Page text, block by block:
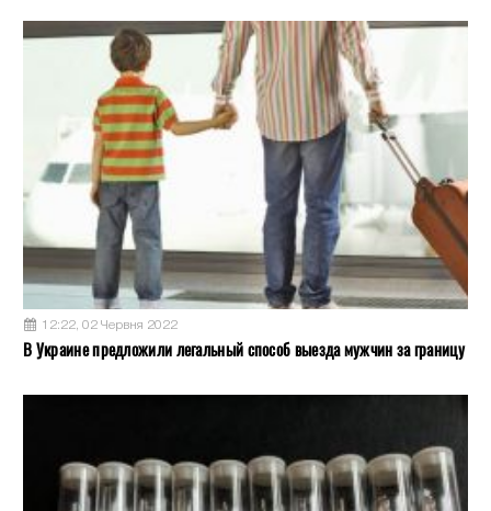
12:22, 02 Червня 2022
В Украине предложили легальный способ выезда мужчин за границу